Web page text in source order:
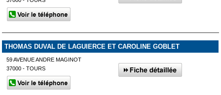
THOMAS DUVAL DE LAGUIERCE ET CAROLINE GOBLET
59 AVENUE ANDRE MAGINOT
37000 - TOURS